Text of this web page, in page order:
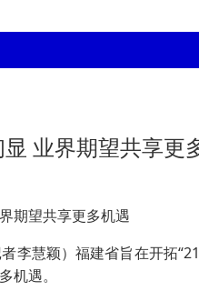
业界期望共享更
期望共享更多机遇
慧颖）福建省旨在开拓
机遇。